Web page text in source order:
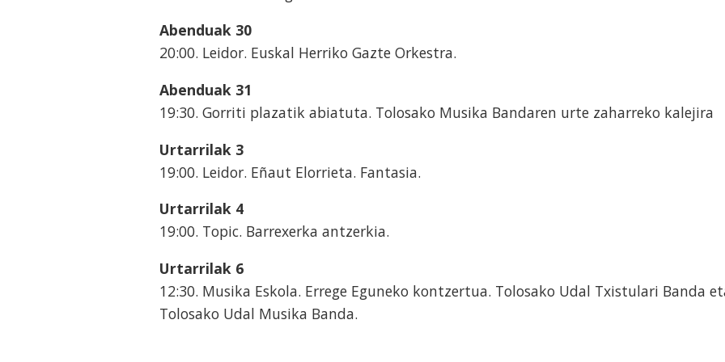
Abenduak 30
20:00. Leidor. Euskal Herriko Gazte Orkestra.
Abenduak 31
19:30. Gorriti plazatik abiatuta. Tolosako Musika Bandaren urte zaharreko kalejira
Urtarrilak 3
19:00. Leidor. Eñaut Elorrieta. Fantasia.
Urtarrilak 4
19:00. Topic. Barrexerka antzerkia.
Urtarrilak 6
12:30. Musika Eskola. Errege Eguneko kontzertua. Tolosako Udal Txistulari Banda
Tolosako Udal Musika Banda.